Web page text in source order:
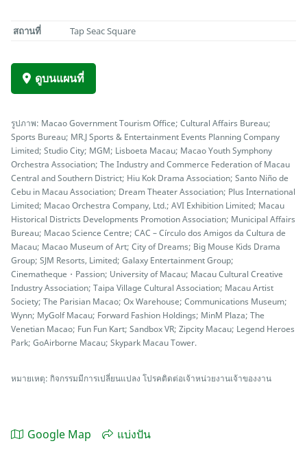
สถานที่ Tap Seac Square
ดูบนแผนที่
รูปภาพ: Macao Government Tourism Office; Cultural Affairs Bureau;
Sports Bureau; MR.J Sports & Entertainment Events Planning Company
Limited; Studio City; MGM; Lisboeta Macau; Macao Youth Symphony
Orchestra Association; The Industry and Commerce Federation of Macau
Central and Southern District; Hiu Kok Drama Association; Santo Niño de
Cebu in Macau Association; Dream Theater Association; Plus International
Limited; Macao Orchestra Company, Ltd.; AVI Exhibition Limited; Macau
Historical Districts Developments Promotion Association; Municipal Affairs
Bureau; Macao Science Centre; CAC – Círculo dos Amigos da Cultura de
Macau; Macao Museum of Art; City of Dreams; Big Mouse Kids Drama
Group; SJM Resorts, Limited; Galaxy Entertainment Group;
Cinematheque・Passion; University of Macau; Macau Cultural Creative
Industry Association; Taipa Village Cultural Association; Macau Artist
Society; The Parisian Macao; Ox Warehouse; Communications Museum;
Wynn; MyGolf Macau; Forward Fashion Holdings; MinM Plaza; The
Venetian Macao; Fun Fun Kart; Sandbox VR; Zipcity Macau; Legend Heroes
Park; GoAirborne Macau; Skypark Macau Tower.
หมายเหตุ: กิจกรรมมีการเปลี่ยนแปลง โปรคติดต่อเจ้าหน่วยงานเจ้าของงาน
Google Map แบ่งปัน